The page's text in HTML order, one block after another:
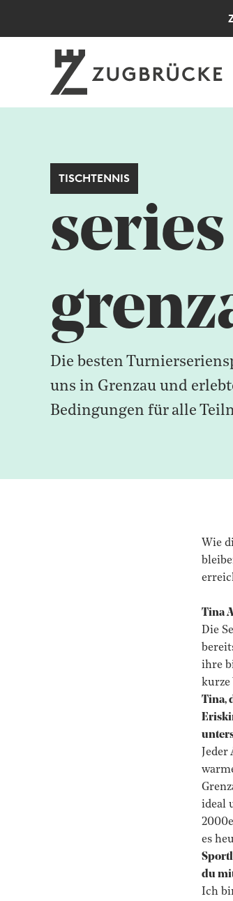
TISCHTENNIS
Die besten
uns in Grenzau und
Bedingungen für alle
Wie
Tina
Die
ihre
kurze
Tina,
ideal
es
du
Ich